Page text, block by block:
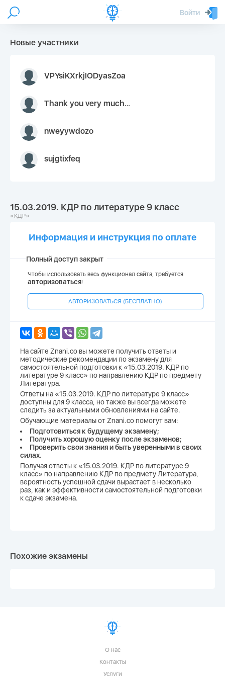
Войти
Новые участники
VPYsiKXrkjIODyasZoa
Thank you very much for your inquiry We appreciate you 9126052 https://youtube.com faceapple !
nweyywdozo
sujgtixfeq
15.03.2019. КДР по литературе 9 класс
«КДР»
Информация и инструкция по оплате
Полный доступ закрыт
Чтобы использовать весь функционал сайта, требуется
авторизоваться!
АВТОРИЗОВАТЬСЯ (БЕСПЛАТНО)
На сайте Znani.co вы можете получить ответы и
методические рекомендации по экзамену для
самостоятельной подготовки к «15.03.2019. КДР по
литературе 9 класс» по направлению КДР по предмету
Литература.
Ответы на «15.03.2019. КДР по литературе 9 класс»
доступны для 9 класса, но также вы всегда можете
следить за актуальными обновлениями на сайте.
Обучающие материалы от Znani.co помогут вам:
Подготовиться к будущему экзамену;
Получить хорошую оценку после экзаменов;
Проверить свои знания и быть уверенными в своих
силах.
Получая ответы к «15.03.2019. КДР по литературе 9
класс» по направлению КДР по предмету Литература,
вероятность успешной сдачи вырастает в несколько
раз, как и эффективности самостоятельной подготовки
к сдаче экзамена.
Похожие экзамены
О нас
Контакты
Услуги